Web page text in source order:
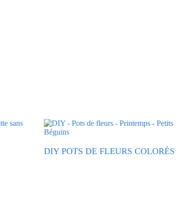
DIY POTS DE FLEURS COLORÉS